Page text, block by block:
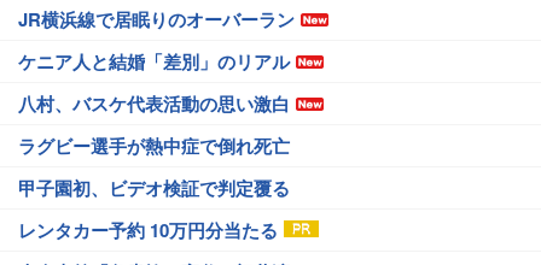
JR横浜線で居眠りのオーバーラン
ケニア人と結婚「差別」のリアル
八村、バスケ代表活動の思い激白
ラグビー選手が熱中症で倒れ死亡
甲子園初、ビデオ検証で判定覆る
レンタカー予約 10万円分当たる